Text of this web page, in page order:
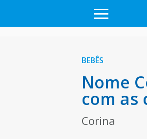
BEBÊS
Nome
com as
Corina